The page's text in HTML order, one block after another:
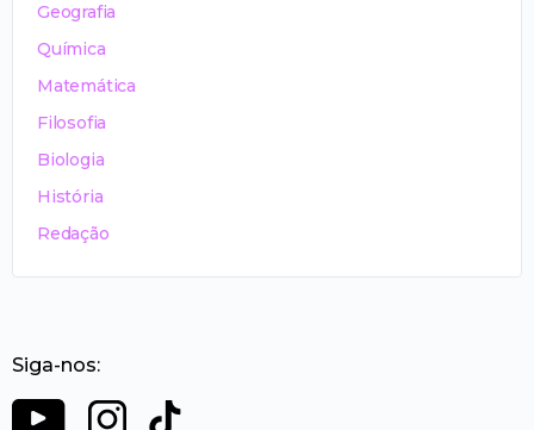
Geografia
Química
Matemática
Filosofia
Biologia
História
Redação
Siga-nos: